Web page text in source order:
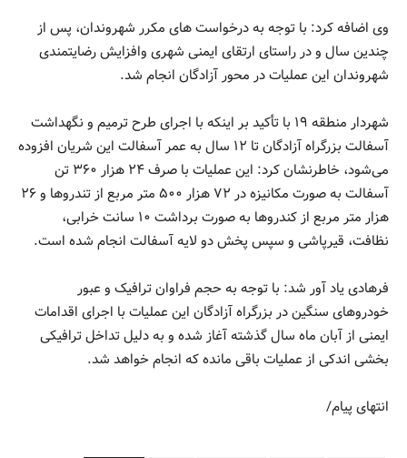
وی اضافه کرد: با توجه به درخواست های مکرر شهروندان، پس از
چندین سال و در راستای ارتقای ایمنی شهری وافزایش رضایتمندی
شهروندان این عملیات در محور آزادگان انجام شد.
شهردار منطقه ۱۹ با تأکید بر اینکه با اجرای طرح ترمیم و نگهداشت
آسفالت بزرگراه آزادگان تا ۱۲ سال به عمر آسفالت این شریان افزوده
می‌شود، خاطرنشان کرد: این عملیات با صرف ۲۴ هزار ۳۶۰ تن
آسفالت به صورت مکانیزه در ۷۲ هزار ۵۰۰ متر مربع از تندروها و ۲۶
هزار متر مربع از کندروها به صورت برداشت ۱۰ سانت خرابی،
نظافت، قیرپاشی و سپس پخش دو لایه آسفالت انجام شده است.
فرهادی یاد آور شد: با توجه به حجم فراوان ترافیک و عبور
خودروهای سنگین در بزرگراه آزادگان این عملیات با اجرای اقدامات
ایمنی از آبان ماه سال گذشته آغاز شده و به دلیل تداخل ترافیکی
بخشی اندکی از عملیات باقی مانده که انجام خواهد شد.
انتهای پیام/